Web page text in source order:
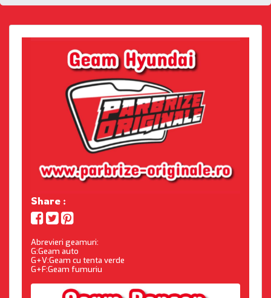
Share :
Abrevieri geamuri:
G:Geam auto
G+V:Geam cu tenta verde
G+F:Geam fumuriu